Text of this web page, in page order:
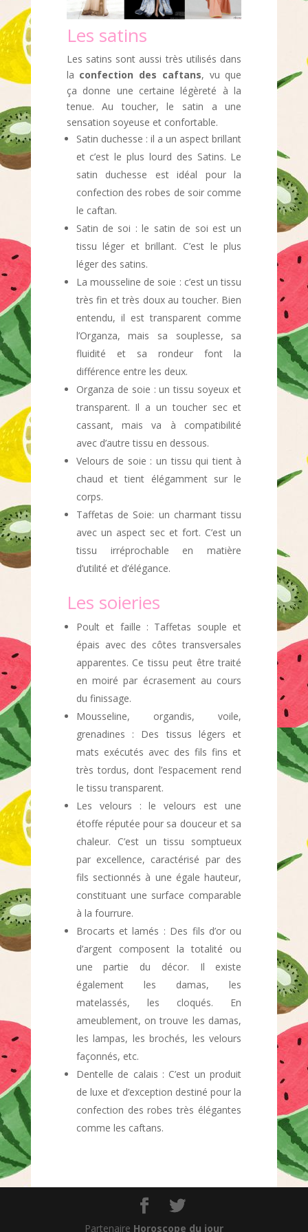
Les satins
Les satins sont aussi très utilisés dans
la confection des caftans, vu que
ça donne une certaine légèreté à la
tenue. Au toucher, le satin a une
sensation soyeuse et confortable.
Satin duchesse : il a un aspect brillant
et c’est le plus lourd des Satins. Le
satin duchesse est idéal pour la
confection des robes de soir comme
le caftan.
Satin de soi : le satin de soi est un
tissu léger et brillant. C’est le plus
léger des satins.
La mousseline de soie : c’est un tissu
très fin et très doux au toucher. Bien
entendu, il est transparent comme
l’Organza, mais sa souplesse, sa
fluidité et sa rondeur font la
différence entre les deux.
Organza de soie : un tissu soyeux et
transparent. Il a un toucher sec et
cassant, mais va à compatibilité
avec d’autre tissu en dessous.
Velours de soie : un tissu qui tient à
chaud et tient élégamment sur le
corps.
Taffetas de Soie: un charmant tissu
avec un aspect sec et fort. C’est un
tissu irréprochable en matière
d’utilité et d’élégance.
Les soieries
Poult et faille : Taffetas souple et
épais avec des côtes transversales
apparentes. Ce tissu peut être traité
en moiré par écrasement au cours
du finissage.
Mousseline, organdis, voile,
grenadines : Des tissus légers et
mats exécutés avec des fils fins et
très tordus, dont l’espacement rend
le tissu transparent.
Les velours : le velours
est une
étoffe réputée pour sa douceur et sa
chaleur. C’est un tissu somptueux
par excellence, caractérisé par des
fils sectionnés à une égale hauteur,
constituant une surface comparable
à la fourrure.
Brocarts et lamés : Des fils d’or ou
d’argent composent la totalité ou
une partie du décor. Il existe
également les damas, les
matelassés, les cloqués. En
ameublement, on trouve les damas,
les lampas, les brochés, les velours
façonnés, etc.
Dentelle de calais : C’est un produit
de luxe et d’exception destiné pour la
confection des robes très élégantes
comme les caftans.
Partenaire Horoscope du jour